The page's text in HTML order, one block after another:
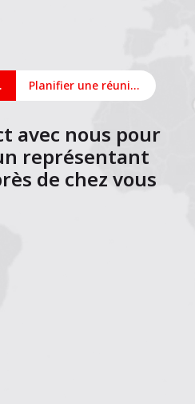
Planifier une réunion en ligne
avec nous pour
représentant
de chez vous